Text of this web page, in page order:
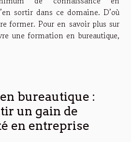
sortir dans ce domaine. D’où
former. Pour en savoir plus sur
une formation en bureautique,
bureautique :
un gain de
en entreprise